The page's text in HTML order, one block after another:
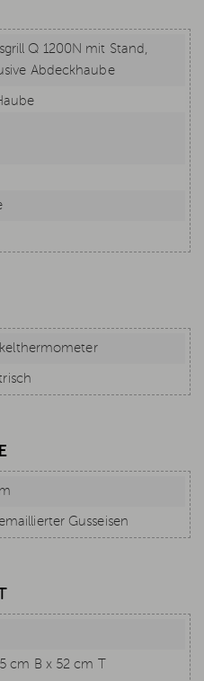
Q 1200N mit Stand,
Abdeckhaube
Gusseisen
cm B x 52 cm T